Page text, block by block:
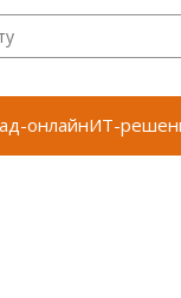
онлайнИТ-